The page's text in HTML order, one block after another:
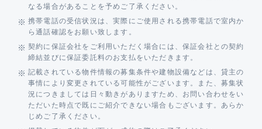
なる場合があることを予めご了承ください。
携帯電話の受信状況は、実際にご使用される携帯電話で室内か
ら通話確認をお願い致します。
契約に保証会社をご利用いただく場合には、保証会社との契約
締結並びに保証委託料のお支払をいただきます。
記載されている物件情報の募集条件や建物設備などは、貸主の
事情により変更されている可能性がございます。また、募集状
況につきましては日々動きがありますため、お問い合わせをい
ただいた時点で既にご紹介できない場合もございます。あらか
じめご了承ください。